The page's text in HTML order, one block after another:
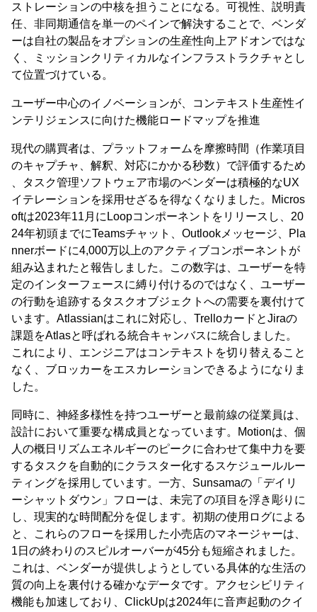
ストレーションの中核を担うことになる。可視性、説明責
任、非同期通信を単一のペインで解決することで、ベンダ
ーは自社の製品をオプションの生産性向上アドオンではな
く、ミッションクリティカルなインフラストラクチャとし
て位置づけている。
ユーザー中心のイノベーションが、コンテキスト生産性イ
ンテリジェンスに向けた機能ロードマップを推進
現代の購買者は、プラットフォームを摩擦時間（作業項目
のキャプチャ、解釈、対応にかかる秒数）で評価するため
、タスク管理ソフトウェア市場のベンダーは積極的なUX
イテレーションを採用せざるを得なくなりました。Micros
oftは2023年11月にLoopコンポーネントをリリースし、20
24年初頭までにTeamsチャット、Outlookメッセージ、Pla
nnerボードに4,000万以上のアクティブコンポーネントが
組み込まれたと報告しました。この数字は、ユーザーを特
定のインターフェースに縛り付けるのではなく、ユーザー
の行動を追跡するタスクオブジェクトへの需要を裏付けて
います。Atlassianはこれに対応し、TrelloカードとJiraの
課題をAtlasと呼ばれる統合キャンバスに統合しました。
これにより、エンジニアはコンテキストを切り替えること
なく、ブロッカーをエスカレーションできるようになりま
した。
同時に、神経多様性を持つユーザーと最前線の従業員は、
設計において重要な構成員となっています。Motionは、個
人の概日リズムエネルギーのピークに合わせて集中力を要
するタスクを自動的にクラスター化するスケジュールルー
ティングを採用しています。一方、Sunsamaの「デイリ
ーシャットダウン」フローは、未完了の項目を浮き彫りに
し、現実的な時間配分を促します。初期の使用ログによる
と、これらのフローを採用した小売店のマネージャーは、
1日の終わりのスピルオーバーが45分も短縮されました。
これは、ベンダーが提供しようとしている具体的な生活の
質の向上を裏付ける確かなデータです。アクセシビリティ
機能も加速しており、ClickUpは2024年に音声起動のクイ